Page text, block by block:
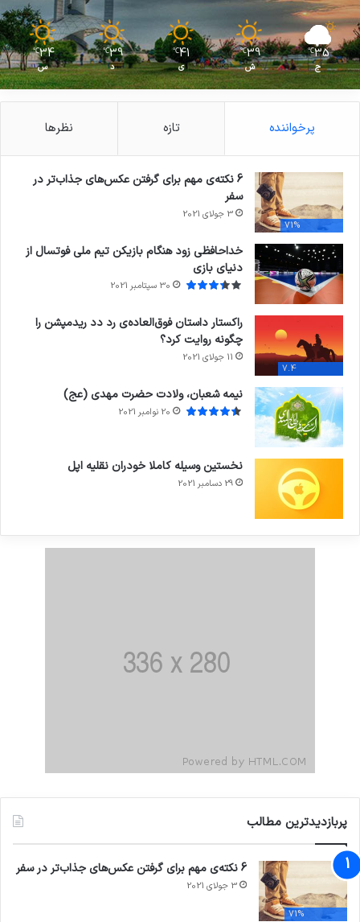
35
℃
ج
39
℃
ش
41
℃
ی
39
℃
د
34
℃
س
پرخواننده تازه نظرها
71%
6 نکته‌ی مهم برای گرفتن عکس‌های جذاب‌تر در
سفر
3 جولای 2021
خداحافظی زود هنگام بازیکن تیم ملی فوتسال از
دنیای بازی
30 سپتامبر 2021
7.4
راکستار داستان فوق‌العاده‌ی رد دد ریدمپشن را
چگونه روایت کرد؟
11 جولای 2021
نیمه شعبان، ولادت حضرت مهدی (عج)
20 نوامبر 2021
نخستین وسیله کاملا خودران نقلیه اپل
29 دسامبر 2021
پربازدیدترین مطالب
71%
6 نکته‌ی مهم برای گرفتن عکس‌های جذاب‌تر در سفر
3 جولای 2021